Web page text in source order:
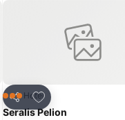
Teilen
Zu Favoriten
3 SterneHotel
Seralis Pelion